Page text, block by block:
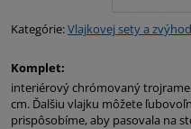
Kategórie:Vlajkovej sety a
Komplet:
interiérový chrómovaný
cm. Ďalšiu vlajku môžete
prispôsobíme, aby pasovala na